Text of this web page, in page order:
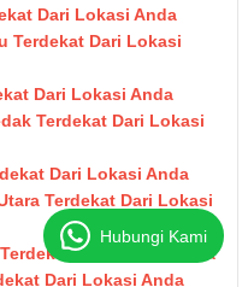
Dari Lokasi Anda
Terdekat Dari Lokasi
Dari Lokasi Anda
Terdekat Dari Lokasi
Dari Lokasi Anda
Terdekat Dari Lokasi
Dari Lokasi Anda
Dari Lokasi Anda
Hubungi Kami